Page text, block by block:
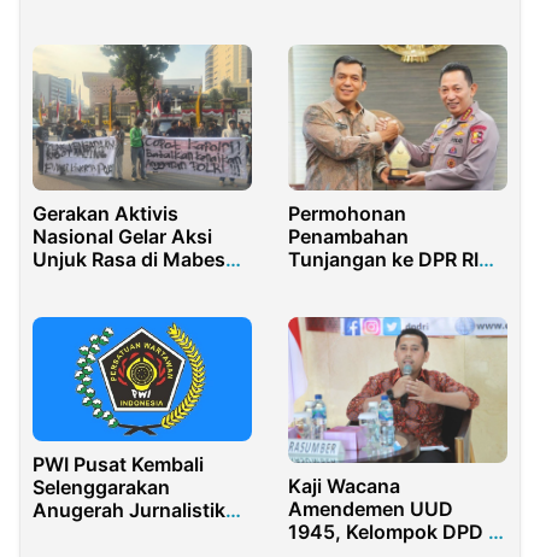
Gerakan Aktivis
Nasional Gelar Aksi
Unjuk Rasa di Mabes
Kenaikan Anggaran
Permohonan
Penambahan
Tunjangan ke DPR RI
PWI Pusat Kembali
Selenggarakan
Anugerah Jurnalistik
Kaji Wacana
Amendemen UUD
1945, Kelompok DPD di